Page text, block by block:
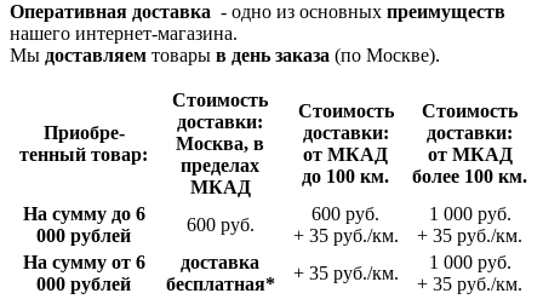
Оперативная доставка - одно из основных преимуществ
нашего интернет-магазина.
Мы доставляем товары в день заказа (по Москве).
Приобре­
тенный товар:
Стои­мость
доставки:
Москва, в
пределах
МКАД
Стои­мость
доставки:
от МКАД
до 100 км.
Стои­мость
доставки:
от МКАД
более 100 км.
На сумму до 6
000 рублей
600 руб.
600 руб.
+ 35 руб./км.
1 000 руб.
+ 35 руб./км.
На сумму от 6
000 рублей
доставка
беспла­тная*
+ 35 руб./км.
1 000 руб.
+ 35 руб./км.